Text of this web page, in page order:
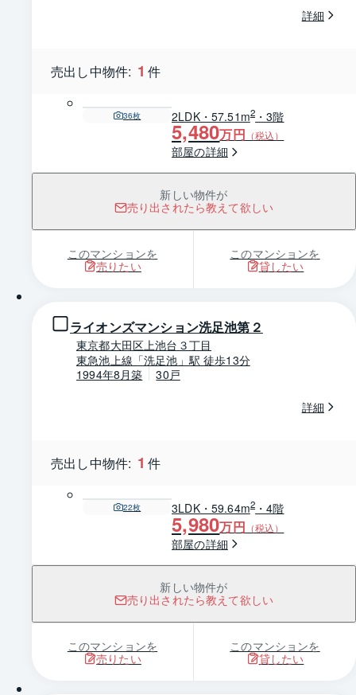
詳細
売出し中物件: 1 件
36枚 2LDK・57.51m2 ・3階
5,480万円 （税込）
部屋の詳細
新しい物件が
売り出されたら教えて欲しい
このマンションを
売りたい
このマンションを
貸したい
ライオンズマンション洗足池第２
東京都大田区上池台３丁目
東急池上線「洗足池」駅 徒歩13分
1994年8月築
30戸
詳細
売出し中物件: 1 件
22枚 3LDK・59.64m2 ・4階
5,980万円 （税込）
部屋の詳細
新しい物件が
売り出されたら教えて欲しい
このマンションを
売りたい
このマンションを
貸したい